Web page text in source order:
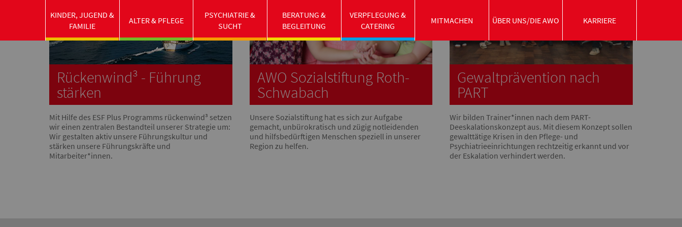
Rückenwind³ - Führung
stärken
Mit Hilfe des ESF Plus Programms rückenwind³ setzen
wir einen zentralen Bestandteil unserer Strategie um:
Wir gestalten aktiv unsere Führungskultur und
stärken unsere Führungskräfte und
Mitarbeiter*innen.
AWO Sozialstiftung Roth-
Schwabach
Unsere Sozialstiftung hat es sich zur Aufgabe
gemacht, unbürokratisch und zügig notleidenden
und hilfsbedürftigen Menschen speziell in unserer
Region zu helfen.
Gewaltprävention nach
PART
Wir bilden Trainer*innen nach dem PART-
Deeskalationskonzept aus. Mit diesem Konzept sollen
gewalttätige Krisen in den Pflege- und
Psychiatrieeinrichtungen rechtzeitig erkannt und vor
der Eskalation verhindert werden.
KINDER, JUGEND &
FAMILIE
ALTER & PFLEGE
PSYCHIATRIE &
SUCHT
BERATUNG &
BEGLEITUNG
VERPFLEGUNG &
CATERING
MITMACHEN ÜBER UNS/DIE AWO KARRIERE